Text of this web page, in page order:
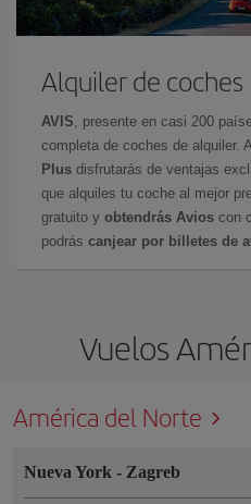
Alquiler de coches
AVIS , presente en casi 200
completa de coches de alquiler.
Plus disfrutarás de ventajas
que alquiles tu coche al mejor
gratuito y obtendrás Avios con
podrás canjear por billetes de
Vuelos
América del Norte
Nueva York - Zagreb